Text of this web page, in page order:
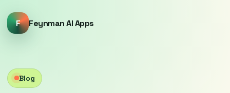
F Feynman AI Apps
Blog